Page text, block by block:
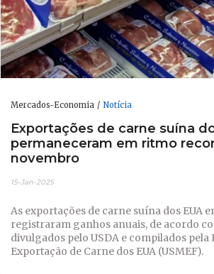
Mercados-Economia Notícia
Exportações de carne suína
permaneceram em ritmo
novembro
15-Jan-2025
As exportações de carne suína dos EUA
registraram ganhos anuais, de acordo
divulgados pelo USDA e compilados pela
Exportação de Carne dos EUA (USMEF).